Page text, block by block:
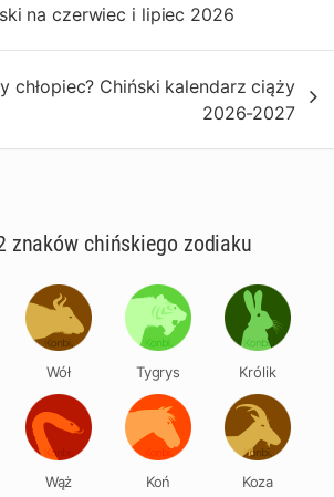
na czerwiec i lipiec 2026
chłopiec? Chiński kalendarz ciąży
2026-2027
znaków chińskiego zodiaku
Wół Tygrys Królik
Wąż Koń Koza